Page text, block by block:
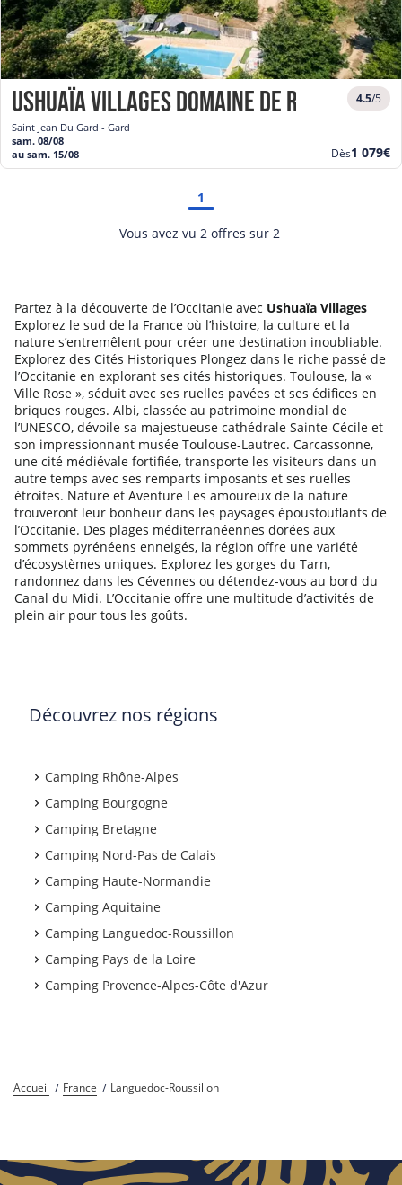
Partez à la découverte de l’Occitanie avec Ushuaïa Villages
Explorez le sud de la France où l’histoire, la culture et la
nature s’entremêlent pour créer une destination inoubliable.
Explorez des Cités Historiques Plongez dans le riche passé de
l’Occitanie en explorant ses cités historiques. Toulouse, la «
Ville Rose », séduit avec ses ruelles pavées et ses édifices en
briques rouges. Albi, classée au patrimoine mondial de
l’UNESCO, dévoile sa majestueuse cathédrale Sainte-Cécile et
son impressionnant musée Toulouse-Lautrec. Carcassonne,
une cité médiévale fortifiée, transporte les visiteurs dans un
autre temps avec ses remparts imposants et ses ruelles
étroites. Nature et Aventure Les amoureux de la nature
trouveront leur bonheur dans les paysages époustouflants de
l’Occitanie. Des plages méditerranéennes dorées aux
sommets pyrénéens enneigés, la région offre une variété
d’écosystèmes uniques. Explorez les gorges du Tarn,
randonnez dans les Cévennes ou détendez-vous au bord du
Canal du Midi. L’Occitanie offre une multitude d’activités de
plein air pour tous les goûts.
Ushuaïa Villages Domaine de Ravel ***
Saint Jean Du Gard - Gard
4.5/5
sam. 08/08
au sam. 15/08
Dès
prix
1 079€
1
Vous avez vu 2 offres sur 2
Découvrez nos régions
Camping Rhône-Alpes
Camping Bourgogne
Camping Bretagne
Camping Nord-Pas de Calais
Camping Haute-Normandie
Camping Aquitaine
Camping Languedoc-Roussillon
Camping Pays de la Loire
Camping Provence-Alpes-Côte d'Azur
Accueil France Languedoc-Roussillon